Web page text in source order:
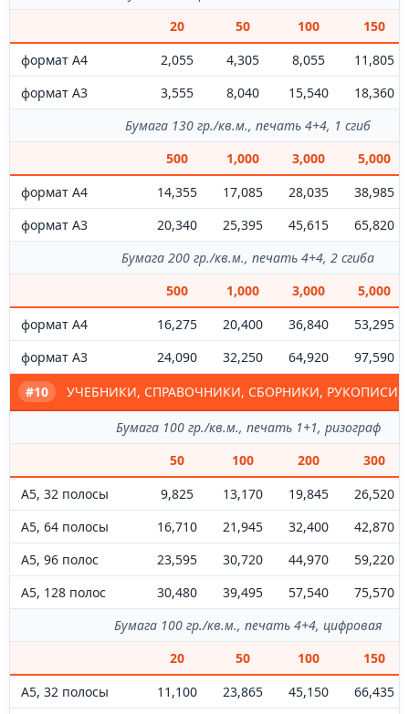
20
50 100
150
формат А4
2,055 4,305 8,055
11,805
формат А3
3,555 8,040 15,540
18,360
Бумага 130 гр./кв.м., печать 4+4, 1 сгиб
500
1,000 3,000
5,000
формат А4
14,355 17,085 28,035
38,985
формат А3
20,340 25,395 45,615
65,820
Бумага 200 гр./кв.м., печать 4+4, 2 сгиба
500
1,000 3,000
5,000
формат А4
16,275 20,400 36,840
53,295
формат А3
24,090 32,250 64,920
97,590
#10
УЧЕБНИКИ, СПРАВОЧНИКИ, СБОРНИКИ, РУКОПИСИ,
Бумага 100 гр./кв.м., печать 1+1, ризограф
50
100 200
300
А5, 32 полосы
9,825 13,170 19,845
26,520
А5, 64 полосы
16,710 21,945 32,400
42,870
А5, 96 полос
23,595 30,720 44,970
59,220
А5, 128 полос
30,480 39,495 57,540
75,570
Бумага 100 гр./кв.м., печать 4+4, цифровая
20
50 100
150
А5, 32 полосы
11,100 23,865 45,150
66,435